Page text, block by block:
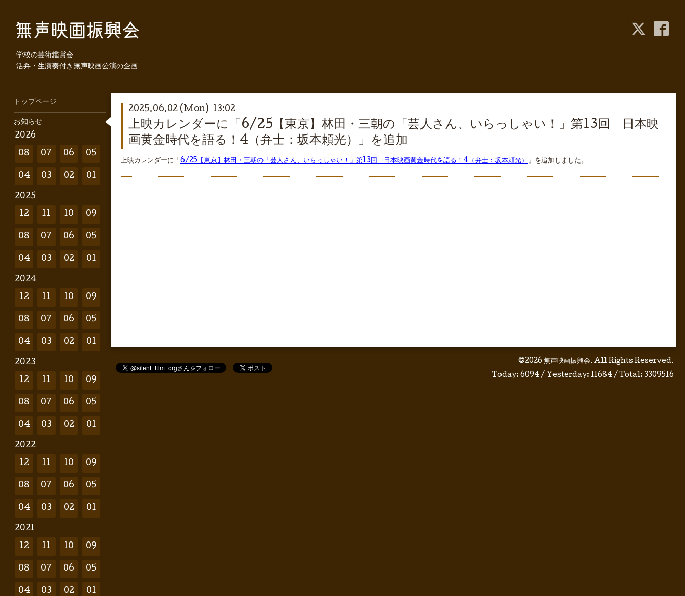
学校の芸術鑑賞会
活弁・生演奏付き無声映画公演の企画
2025.06.02 (Mon) 13:02
上映カレンダーに「6/25【東京】林田・三朝の「芸人さん、いらっしゃい！」第13回 日本映
画黄金時代を語る！4（弁士：坂本頼光）」を追加
上映カレンダーに「 6/25【東京】林田・三朝の「芸人さん、いらっしゃい！」第13回 日本映画黄金時代を語る！4（弁士：坂本頼光） 」を追加しました。
©2026 無声映画振興会. All Rights Reserved.
Today: 6094 / Yesterday: 11684 / Total: 3309516
トップページ
お知らせ
2026
08 07 06 05
04 03 02 01
2025
12 11 10 09
08 07 06 05
04 03 02 01
2024
12 11 10 09
08 07 06 05
04 03 02 01
2023
12 11 10 09
08 07 06 05
04 03 02 01
2022
12 11 10 09
08 07 06 05
04 03 02 01
2021
12 11 10 09
08 07 06 05
04 03 02 01